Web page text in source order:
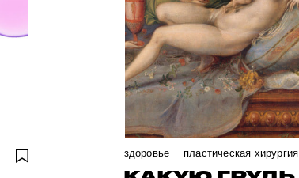
здоровье пластическая хирургия